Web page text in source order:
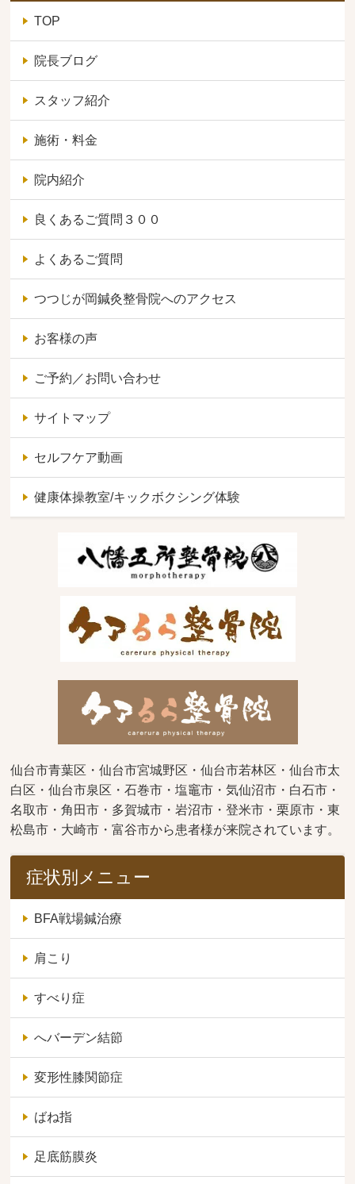
TOP
院長ブログ
スタッフ紹介
施術・料金
院内紹介
良くあるご質問３００
よくあるご質問
つつじが岡鍼灸整骨院へのアクセス
お客様の声
ご予約／お問い合わせ
サイトマップ
セルフケア動画
健康体操教室/キックボクシング体験
仙台市青葉区・仙台市宮城野区・仙台市若林区・仙台市太
白区・仙台市泉区・石巻市・塩竈市・気仙沼市・白石市・
名取市・角田市・多賀城市・岩沼市・登米市・栗原市・東
松島市・大崎市・富谷市から患者様が来院されています。
症状別メニュー
BFA戦場鍼治療
肩こり
すべり症
へバーデン結節
変形性膝関節症
ばね指
足底筋膜炎